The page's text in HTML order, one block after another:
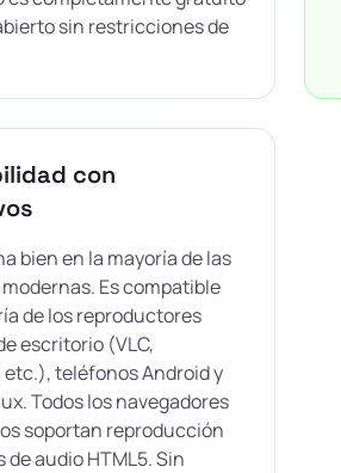
sin restricciones de
con
bien en la mayoría de las
Es compatible
de los reproductores
escritorio (VLC,
teléfonos Android y
Todos los navegadores
soportan reproducción
de audio HTML5. Sin